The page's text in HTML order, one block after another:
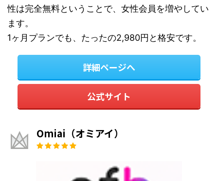
性は完全無料ということで、女性会員を増やしてい
ます。
1ヶ月プランでも、たったの2,980円と格安です。
詳細ページへ
公式サイト
Omiai（オミアイ）